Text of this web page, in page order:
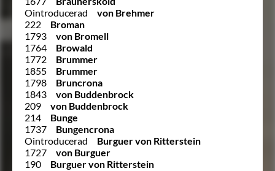
Ointroducerad
von Brehmer
222
Broman
1793
von Bromell
1764
Browald
1772
Brummer
1855
Brummer
1798
Bruncrona
1843
von Buddenbrock
209
von Buddenbrock
214
Bunge
1737
Bungencrona
Ointroducerad
Burguer von Ritterstein
1727
von Burguer
190
Burguer von Ritterstein